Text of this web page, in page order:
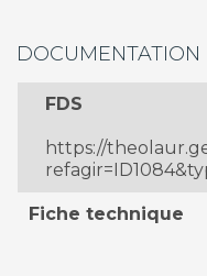
DOCUMENTATION
FDS
https://
Fiche technique